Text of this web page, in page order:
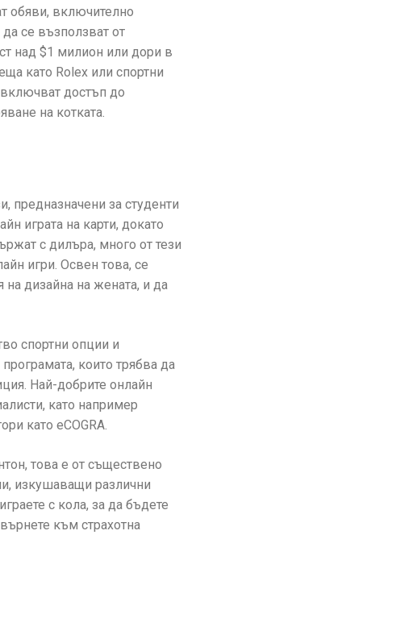
обяви, включително
се възползват от
над $1 милион или дори в
като Rolex или спортни
достъп до
на котката.
предназначени за студенти
играта на карти, докато
с дилъра, много от тези
игри. Освен това, се
на дизайна на жената, и да
спортни опции и
които трябва да
Най-добрите онлайн
като например
като eCOGRA.
това е от съществено
изкушаващи различни
с кола, за да бъдете
към страхотна